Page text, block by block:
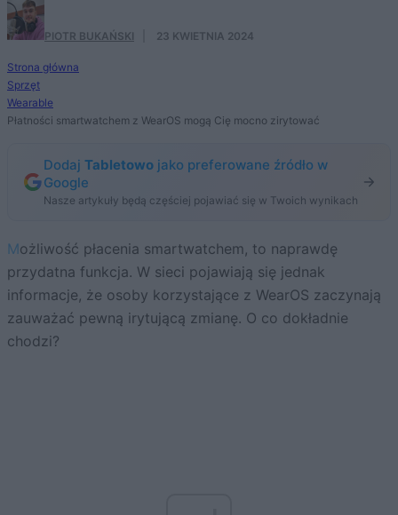
PIOTR BUKAŃSKI 23 KWIETNIA 2024
Strona główna
Sprzęt
Wearable
Płatności smartwatchem z WearOS mogą Cię mocno zirytować
Dodaj Tabletowo jako preferowane źródło w
Google
Nasze artykuły będą częściej pojawiać się w Twoich wynikach
Możliwość płacenia smartwatchem, to naprawdę
przydatna funkcja. W sieci pojawiają się jednak
informacje, że osoby korzystające z WearOS zaczynają
zauważać pewną irytującą zmianę. O co dokładnie
chodzi?